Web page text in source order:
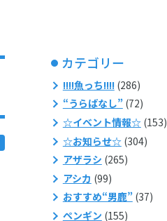
カテゴリー
!!!!魚っち!!!!(286)
“うらばなし”(72)
☆イベント情報☆(153)
☆お知らせ☆(304)
アザラシ (265)
アシカ (99)
おすすめ“男鹿”(37)
ペンギン (155)